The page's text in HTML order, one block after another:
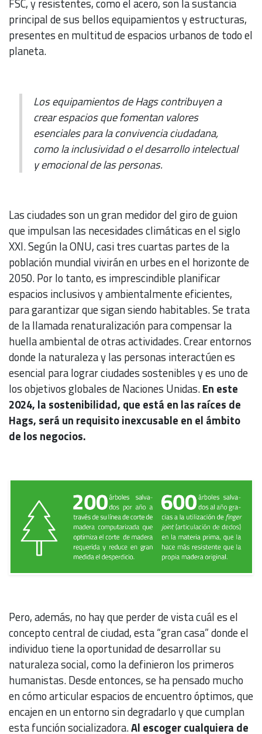
FSC, y resistentes, como el acero, son la sustancia
principal de sus bellos equipamientos y estructuras,
presentes en multitud de espacios urbanos de todo el
planeta.
Los equipamientos de Hags contribuyen a
crear espacios que fomentan valores
esenciales para la convivencia ciudadana,
como la inclusividad o el desarrollo intelectual
y emocional de las personas.
Las ciudades son un gran medidor del giro de guion
que impulsan las necesidades climáticas en el siglo
XXI. Según la ONU, casi tres cuartas partes de la
población mundial vivirán en urbes en el horizonte de
2050. Por lo tanto, es imprescindible planificar
espacios inclusivos y ambientalmente eficientes,
para garantizar que sigan siendo habitables. Se trata
de la llamada renaturalización para compensar la
huella ambiental de otras actividades. Crear entornos
donde la naturaleza y las personas interactúen es
esencial para lograr ciudades sostenibles y es uno de
los objetivos globales de Naciones Unidas.En este
2024, la sostenibilidad, que está en las raíces de
Hags, será un requisito inexcusable en el ámbito
de los negocios.
Pero, además, no hay que perder de vista cuál es el
concepto central de ciudad, esta “gran casa” donde el
individuo tiene la oportunidad de desarrollar su
naturaleza social, como la definieron los primeros
humanistas. Desde entonces, se ha pensado mucho
en cómo articular espacios de encuentro óptimos, que
encajen en un entorno sin degradarlo y que cumplan
esta función socializadora.Al escoger cualquiera de